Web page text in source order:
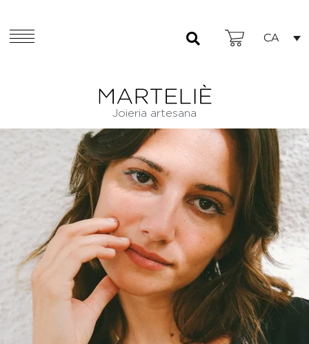
CA
Joieria artesana